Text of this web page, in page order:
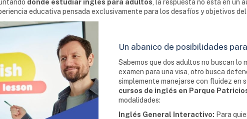
dónde estudiar inglés para adultos , la respuesta no está en un
educativa pensada exclusivamente para los desafíos y objetivos
Un abanico de posibilidades
Sabemos que dos adultos no buscan lo
examen para una visa, otro busca
simplemente manejarse con fluidez en
cursos de inglés en Parque
modalidades:
Inglés General Interactivo: Para